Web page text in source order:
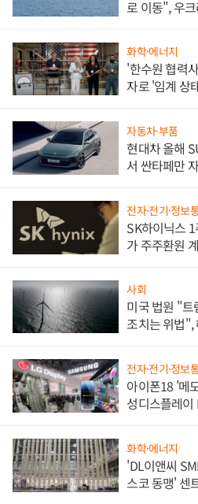
로 이동", 우
화학·에너지
'한수원 협력
자로 '임계 상
자동차·부품
현대차 올해
서 싼타페만
전자·전기·정보
SK하이닉스
가 주주환원
사회
미국 법원 "트
조치는 위법",
전자·전기·정보
아이폰18 '메
성디스플레이
화학·에너지
'DL이앤씨
스코 동맹' 센